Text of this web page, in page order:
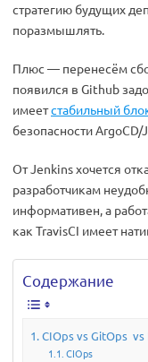
стратегию будущих
поразмышлять.
Плюс — перенесём
появился в Github
имеетстабильный
безопасности ArgoCD/
От Jenkins хочется
разработчикам
информативен, а
как TravisCI имеет
Содержание
CIOps vs GitOps vs
CIOps